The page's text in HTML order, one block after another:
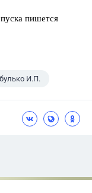
пишется
И.П.